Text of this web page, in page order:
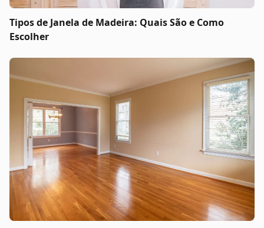
Tipos de Janela de Madeira: Quais São e Como
Escolher